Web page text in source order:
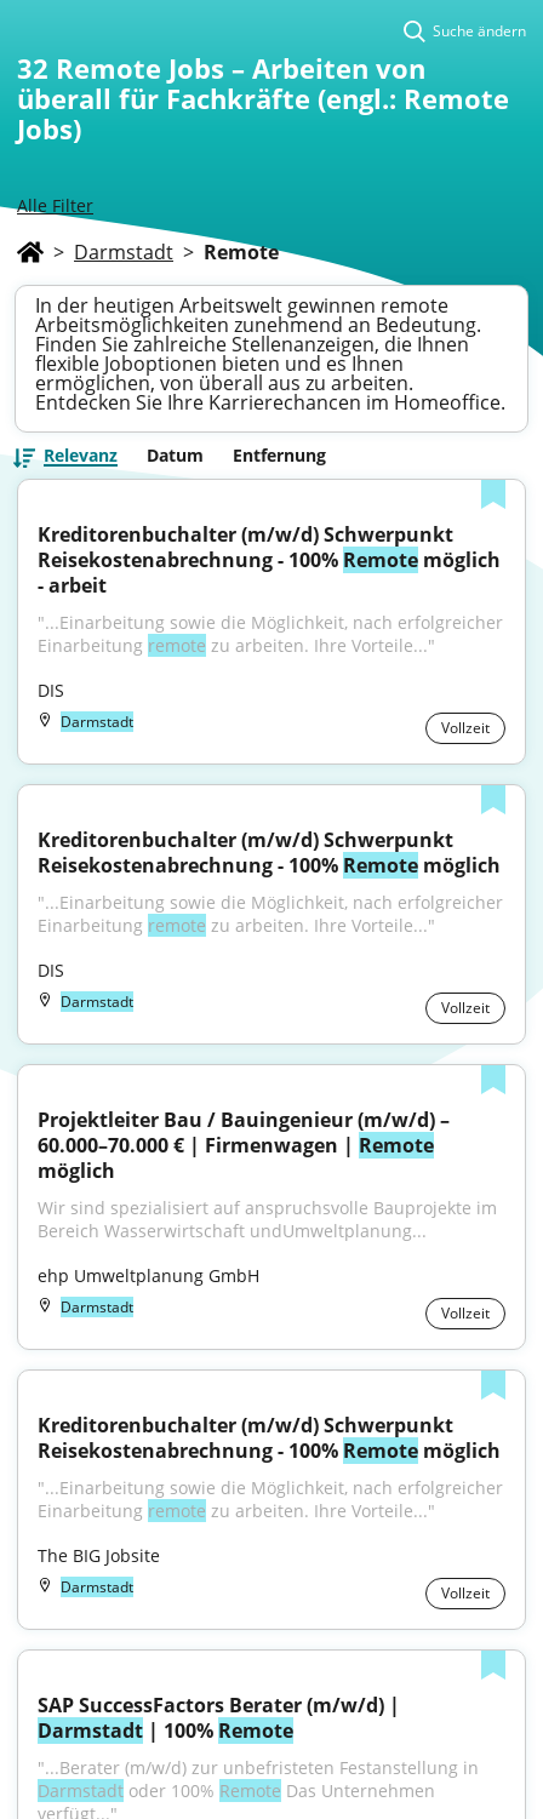
Alle Filter
Suche ändern
32 Remote Jobs – Arbeiten von
überall für Fachkräfte (engl.: Remote
Jobs)
> Darmstadt > Remote
In der heutigen Arbeitswelt gewinnen remote
Arbeitsmöglichkeiten zunehmend an Bedeutung.
Finden Sie zahlreiche Stellenanzeigen, die Ihnen
flexible Joboptionen bieten und es Ihnen
ermöglichen, von überall aus zu arbeiten.
Entdecken Sie Ihre Karrierechancen im Homeoffice.
Relevanz Datum Entfernung
Kreditorenbuchalter (m/w/d) Schwerpunkt
Reisekostenabrechnung - 100% Remote möglich
- arbeit
"...Einarbeitung sowie die Möglichkeit, nach erfolgreicher
Einarbeitung remote zu arbeiten. Ihre Vorteile..."
DIS
Darmstadt Vollzeit
Kreditorenbuchalter (m/w/d) Schwerpunkt
Reisekostenabrechnung - 100% Remote möglich
"...Einarbeitung sowie die Möglichkeit, nach erfolgreicher
Einarbeitung remote zu arbeiten. Ihre Vorteile..."
DIS
Darmstadt Vollzeit
Projektleiter Bau / Bauingenieur (m/w/d) –
60.000–70.000 € | Firmenwagen | Remote
möglich
Wir sind spezialisiert auf anspruchsvolle Bauprojekte im
Bereich Wasserwirtschaft undUmweltplanung...
ehp Umweltplanung GmbH
Darmstadt Vollzeit
Kreditorenbuchalter (m/w/d) Schwerpunkt
Reisekostenabrechnung - 100% Remote möglich
"...Einarbeitung sowie die Möglichkeit, nach erfolgreicher
Einarbeitung remote zu arbeiten. Ihre Vorteile..."
The BIG Jobsite
Darmstadt Vollzeit
Darmstadt | 100% Remote
Darmstadt oder 100% Remote Das Unternehmen
verfügt..."